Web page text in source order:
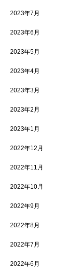
2023年7月
2023年6月
2023年5月
2023年4月
2023年3月
2023年2月
2023年1月
2022年12月
2022年11月
2022年10月
2022年9月
2022年8月
2022年7月
2022年6月